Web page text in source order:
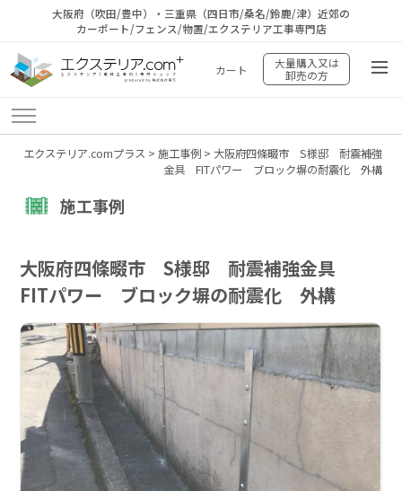
大阪府（吹田/豊中）・三重県（四日市/桑名/鈴鹿/津）近郊の
カーポート/フェンス/物置/エクステリア工事専門店
カート
大量購入又は
卸売の方
エクステリア.comプラス > 施工事例> 大阪府四條畷市 S様邸 耐震補強
金具 FITパワー ブロック塀の耐震化 外構
施工事例
大阪府四條畷市 S様邸 耐震補強金具
FITパワー ブロック塀の耐震化 外構